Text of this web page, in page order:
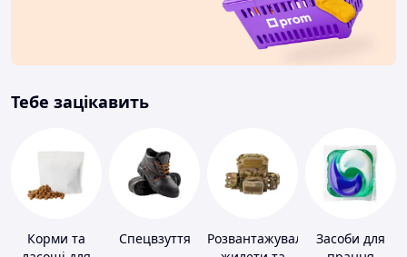
Тебе зацікавить
Корми та
Спецвзуття
РозвантажувальніЗасоби для